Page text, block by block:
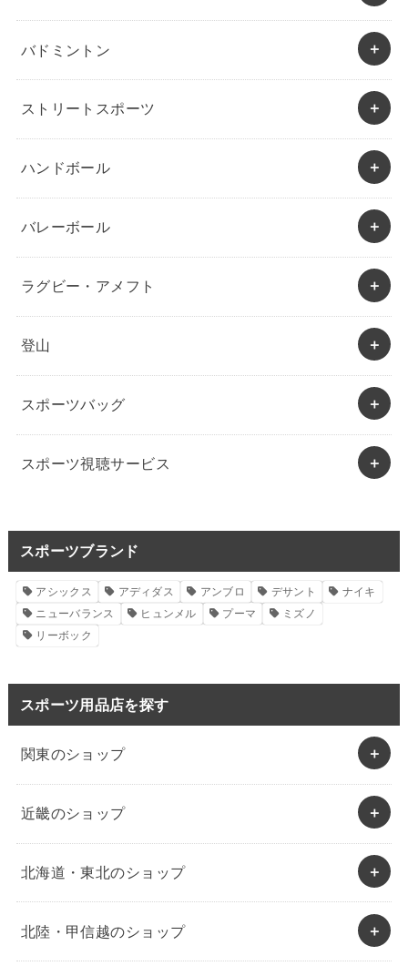
バドミントン
ストリートスポーツ
ハンドボール
バレーボール
ラグビー・アメフト
登山
スポーツバッグ
スポーツ視聴サービス
スポーツブランド
アシックス アディダス アンブロ デサント
ナイキ
ニューバランス
ヒュンメル プーマ
ミズノ
リーボック
スポーツ用品店を探す
関東のショップ
近畿のショップ
北海道・東北のショップ
北陸・甲信越のショップ